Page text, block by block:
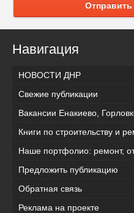
Навигация
НОВОСТИ ДНР
Свежие публикации
Вакансии Енакиево,
Книги по строительству и
Наше портфолио: ремонт,
Предложить публикацию
Обратная связь
Реклама на проекте